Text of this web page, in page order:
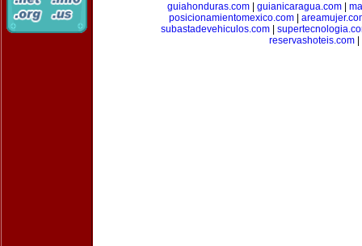
guiahonduras.com| guianicaragua.com|
posicionamientomexico.com
subastadevehiculos.com
reservashoteis.com